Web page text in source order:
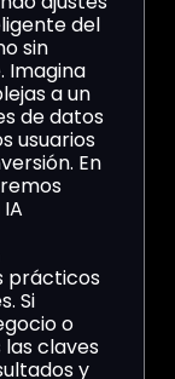
del
sin
Imagina
a un
de datos
usuarios
En
prácticos
Si
o
claves
y